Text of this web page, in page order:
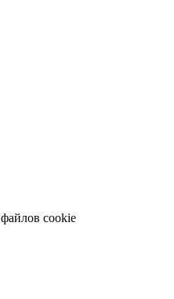
файлов cookie